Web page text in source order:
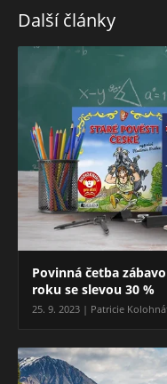
Další články
Povinná četba
roku se slevou 30 %
25. 9. 2023 | Patricie